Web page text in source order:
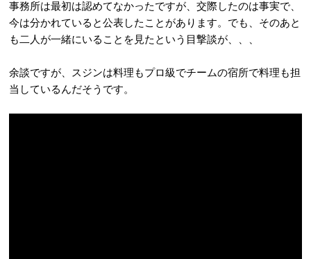
事務所は最初は認めてなかったですが、交際したのは事実で、
今は分かれていると公表したことがあります。でも、そのあと
も二人が一緒にいることを見たという目撃談が、、、
余談ですが、スジンは料理もプロ級でチームの宿所で料理も担
当しているんだそうです。